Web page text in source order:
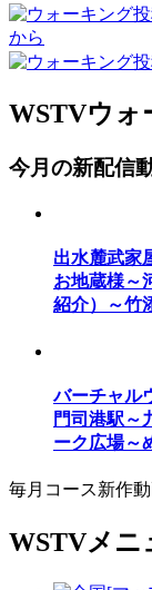
WSTVウォ
今月の新配信
出水麓武家
お地蔵様～
紹介）～竹
バーチャル
門司港駅～
ーク広場～
毎月コース新作動
WSTVメニ